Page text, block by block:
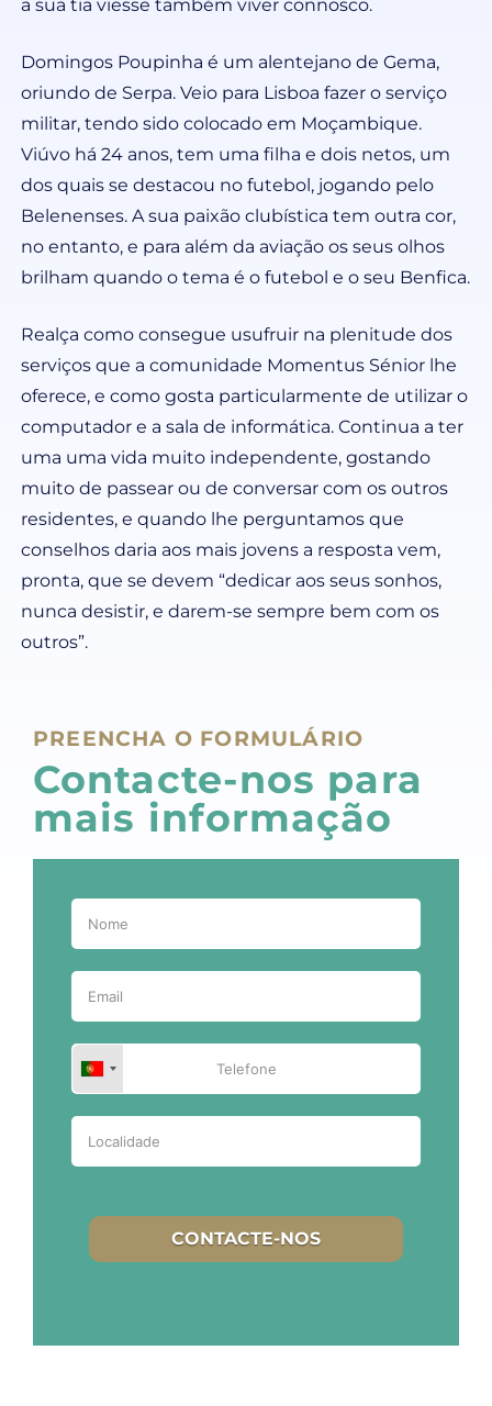
a sua tia viesse também viver connosco.
Domingos Poupinha é um alentejano de Gema,
oriundo de Serpa. Veio para Lisboa fazer o serviço
militar, tendo sido colocado em Moçambique.
Viúvo há 24 anos, tem uma filha e dois netos, um
dos quais se destacou no futebol, jogando pelo
Belenenses. A sua paixão clubística tem outra cor,
no entanto, e para além da aviação os seus olhos
brilham quando o tema é o futebol e o seu Benfica.
Realça como consegue usufruir na plenitude dos
serviços que a comunidade Momentus Sénior lhe
oferece, e como gosta particularmente de utilizar o
computador e a sala de informática. Continua a ter
uma uma vida muito independente, gostando
muito de passear ou de conversar com os outros
residentes, e quando lhe perguntamos que
conselhos daria aos mais jovens a resposta vem,
pronta, que se devem “dedicar aos seus sonhos,
nunca desistir, e darem-se sempre bem com os
outros”.
PREENCHA O FORMULÁRIO
Contacte-nos para
mais informação
CONTACTE-NOS